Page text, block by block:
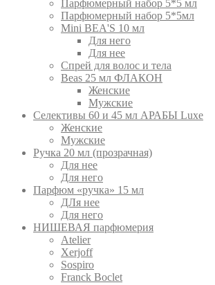
Парфюмерный набор 5*5 мл
Парфюмерный набор 5*5мл
Mini BEA'S 10 мл
Для него
Для нее
Спрей для волос и тела
Beas 25 мл ФЛАКОН
Женские
Мужские
Селективы 60 и 45 мл АРАБЫ Luxe
Женские
Мужские
Ручка 20 мл (прозрачная)
Для нее
Для него
Парфюм «ручка» 15 мл
ДЛя нее
Для него
НИШЕВАЯ парфюмерия
Atelier
Xerjoff
Sospiro
Franck Boclet